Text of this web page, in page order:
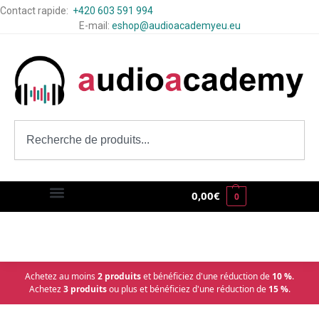
Contact rapide: +420 603 591 994
E-mail: eshop@audioacademyeu.eu
0,00€ 0
Achetez au moins 2 produitset bénéficiez d'une réduction de 10 %.
Achetez3 produitsou plus et bénéficiez d'une réduction de 15 %.